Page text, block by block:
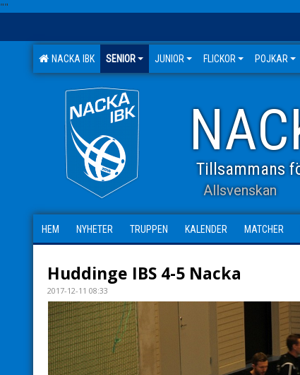
""
NACKA IBK SENIOR JUNIOR FLICKOR POJKAR
Tillsammans
Allsvenskan
HEM NYHETER TRUPPEN KALENDER MATCHER
Huddinge IBS 4-5 Nacka
2017-12-11 08:33